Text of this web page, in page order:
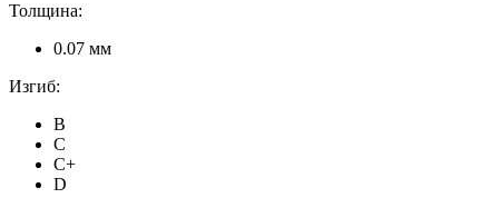
Толщина:
0.07 мм
Изгиб:
B
C
C+
D